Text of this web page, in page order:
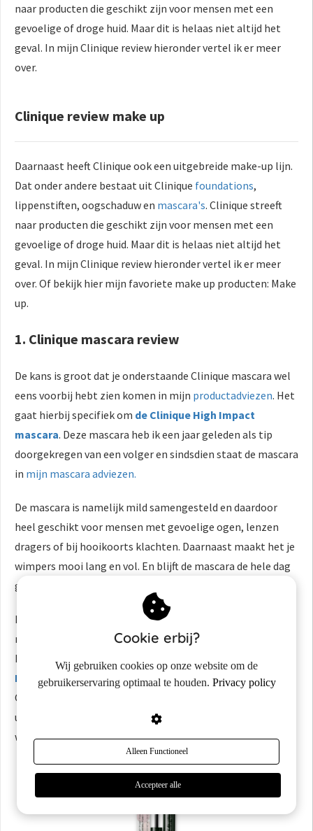
naar producten die geschikt zijn voor mensen met een
gevoelige of droge huid. Maar dit is helaas niet altijd het
geval. In mijn Clinique review hieronder vertel ik er meer
over.
Clinique review make up
Daarnaast heeft Clinique ook een uitgebreide make-up lijn.
Dat onder andere bestaat uit Clinique foundations,
lippenstiften, oogschaduw en mascara's. Clinique streeft
naar producten die geschikt zijn voor mensen met een
gevoelige of droge huid. Maar dit is helaas niet altijd het
geval. In mijn Clinique review hieronder vertel ik er meer
over. Of bekijk hier mijn favoriete make up producten: Make
up.
1. Clinique mascara review
De kans is groot dat je onderstaande Clinique mascara wel
eens voorbij hebt zien komen in mijn productadviezen. Het
gaat hierbij specifiek om de Clinique High Impact
mascara. Deze mascara heb ik een jaar geleden als tip
doorgekregen van een volger en sindsdien staat de mascara
in mijn mascara adviezen.
De mascara is namelijk mild samengesteld en daardoor
heel geschikt voor mensen met gevoelige ogen, lenzen
dragers of bij hooikoorts klachten. Daarnaast maakt het je
wimpers mooi lang en vol. En blijft de mascara de hele dag
goed zitten.
Helaas heeft de mascara wel een wat hoger prijskaartje,
maar wat mij betreft wel echt het proberen waard!
Hetzelfde geldt trouwens voor
Fattening Mascaraen deClinique Lash Power Mascara.
Ook deze twee mascara's zien er qua samenstelling goed
uit en doen wat ze beloven. Namelijk: volle en lange
wimpers creëren.
Cookie erbij?
Wij gebruiken cookies op onze website om de
gebruikerservaring optimaal te houden. Privacy policy
Alleen Functioneel
Accepteer alle